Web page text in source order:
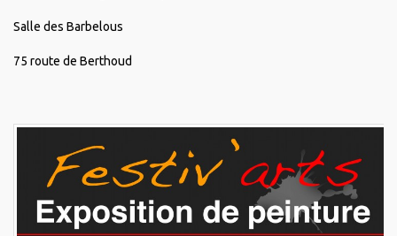
Salle des Barbelous
75 route de Berthoud